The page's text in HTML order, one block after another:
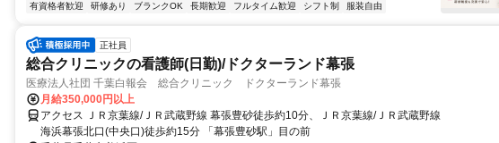
有資格者歓迎
研修あり ブランクOK 長期歓迎 フルタイム歓迎 シフト制 服装自由
正社員
総合クリニックの看護師(日勤)/ドクターランド幕張
医療法人社団 千葉白報会 総合クリニック ドクターランド幕張
月給350,000円以上
アクセス ＪＲ京葉線/ＪＲ武蔵野線 幕張豊砂徒歩約10分、ＪＲ京葉線/ＪＲ武蔵野線
海浜幕張北口(中央口)徒歩約15分 「幕張豊砂駅」目の前